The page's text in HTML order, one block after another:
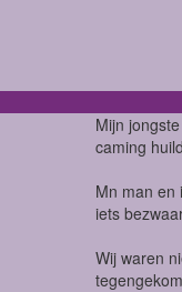
Mijn
caming
Mn man en
iets
Wij waren